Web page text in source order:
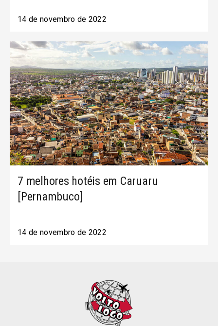
14 de novembro de 2022
7 melhores hotéis em Caruaru
[Pernambuco]
14 de novembro de 2022